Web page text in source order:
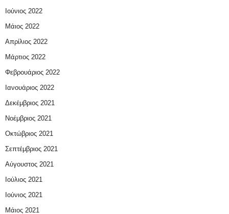
Ιούνιος 2022
Μάιος 2022
Απρίλιος 2022
Μάρτιος 2022
Φεβρουάριος 2022
Ιανουάριος 2022
Δεκέμβριος 2021
Νοέμβριος 2021
Οκτώβριος 2021
Σεπτέμβριος 2021
Αύγουστος 2021
Ιούλιος 2021
Ιούνιος 2021
Μάιος 2021